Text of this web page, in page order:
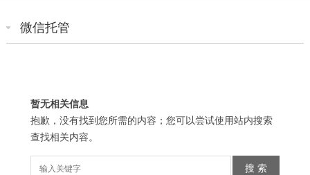
微信托管
暂无相关信息
抱歉，没有找到您所需的内容；您可以尝试使用站内搜索
查找相关内容。